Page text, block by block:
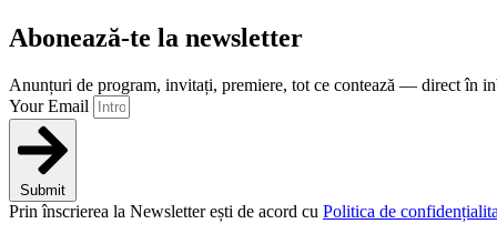
Abonează-te la newsletter
Anunțuri de program, invitați, premiere, tot ce contează — direct în
Your Email
Submit
Prin înscrierea la Newsletter ești de acord cu Politica de